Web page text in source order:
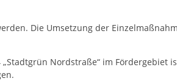
Die Umsetzung der
Nordstraße“ im Fördergebiet